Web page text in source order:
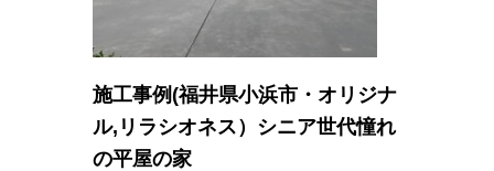
施工事例(福井県小浜市・オリジナ
ル,リラシオネス）シニア世代憧れ
の平屋の家